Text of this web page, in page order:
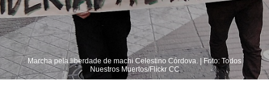
Marcha pela liberdade de machi Celestino Córdova. | Foto: Todos
Nuestros Muertos/Flickr CC